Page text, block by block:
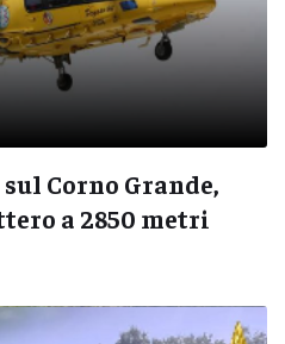
Corno Grande,
a 2850 metri